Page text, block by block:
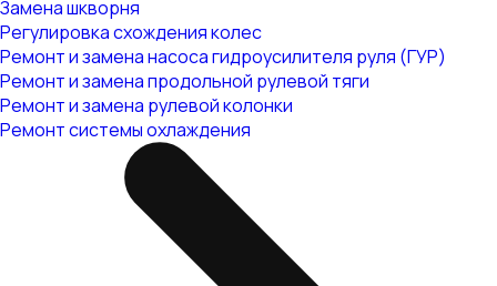
Замена шкворня
Регулировка схождения колес
Ремонт и замена насоса гидроусилителя руля (ГУР)
Ремонт и замена продольной рулевой тяги
Ремонт и замена рулевой колонки
Ремонт системы охлаждения